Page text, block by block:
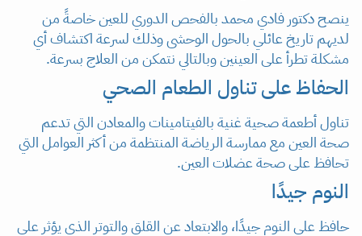
ينصح دكتور فادي محمد بالفحص الدوري للعين خاصةً من
لديهم تاريخ عائلي بالحول الوحشى وذلك لسرعة اكتشاف أي
مشكلة تطرأ على العينين وبالتالي نتمكن من العلاج بسرعة.
الحفاظ على تناول الطعام الصحي
تناول أطعمة صحية غنية بالفيتامينات والمعادن التي تدعم
صحة العين مع ممارسة الرياضة المنتظمة من أكثر العوامل التي
تحافظ على صحة عضلات العين.
النوم جيدًا
حافظ على النوم جيدًا، والابتعاد عن القلق والتوتر الذي يؤثر على